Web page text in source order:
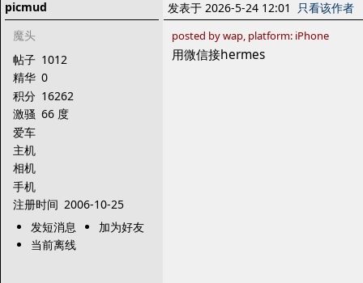
picmud
魔头
帖子 1012
精华 0
积分 16262
激骚 66 度
爱车
主机
相机
手机
注册时间 2006-10-25
发短消息
加为好友
当前离线
发表于 2026-5-24 12:01 只看该作者
posted by wap, platform: iPhone
用微信接hermes